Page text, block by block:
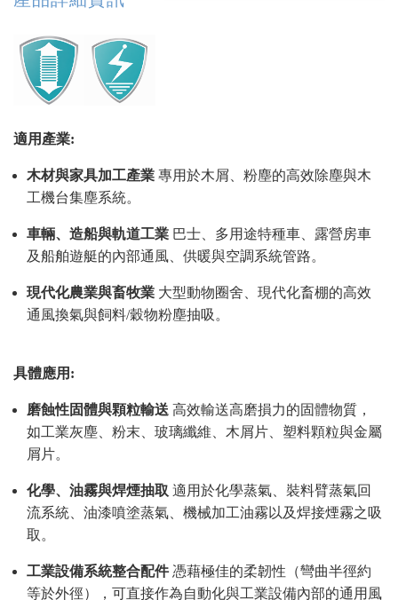
適用產業:
木材與家具加工產業 專用於木屑、粉塵的高效除塵與木
工機台集塵系統。
車輛、造船與軌道工業 巴士、多用途特種車、露營房車
及船舶遊艇的內部通風、供暖與空調系統管路。
現代化農業與畜牧業 大型動物圈舍、現代化畜棚的高效
通風換氣與飼料/穀物粉塵抽吸。
具體應用:
磨蝕性固體與顆粒輸送 高效輸送高磨損力的固體物質，
如工業灰塵、粉末、玻璃纖維、木屑片、塑料顆粒與金屬
屑片。
化學、油霧與焊煙抽取 適用於化學蒸氣、裝料臂蒸氣回
流系統、油漆噴塗蒸氣、機械加工油霧以及焊接煙霧之吸
取。
工業設備系統整合配件憑藉極佳的柔韌性（彎曲半徑約
等於外徑），可直接作為自動化與工業設備內部的通用風